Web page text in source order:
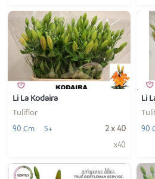
- 1 + VOEG TOE
Li La Kodaira
Tuliflor
90 Cm 5+ 2 x 40
x40
Li
90